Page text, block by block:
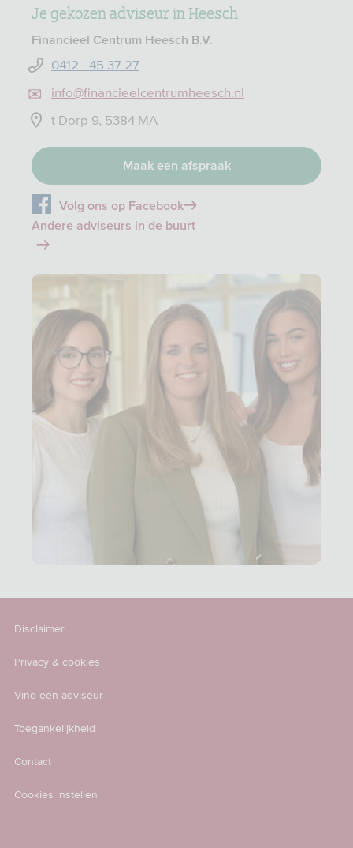
Je gekozen adviseur in Heesch
Financieel Centrum Heesch B.V.
0412 - 45 37 27
info@financieelcentrumheesch.nl
t Dorp 9, 5384 MA
Maak een afspraak
Volg ons op Facebook
Andere adviseurs in de buurt
Disclaimer
Privacy & cookies
Vind een adviseur
Toegankelijkheid
Contact
Cookies instellen